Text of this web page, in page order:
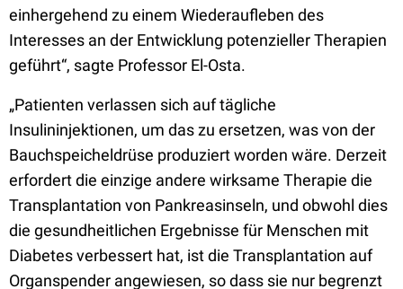
einhergehend zu einem Wiederaufleben des
Interesses an der Entwicklung potenzieller Therapien
geführt“, sagte Professor El-Osta.
„Patienten verlassen sich auf tägliche
Insulininjektionen, um das zu ersetzen, was von der
Bauchspeicheldrüse produziert worden wäre. Derzeit
erfordert die einzige andere wirksame Therapie die
Transplantation von Pankreasinseln, und obwohl dies
die gesundheitlichen Ergebnisse für Menschen mit
Diabetes verbessert hat, ist die Transplantation auf
Organspender angewiesen, so dass sie nur begrenzt